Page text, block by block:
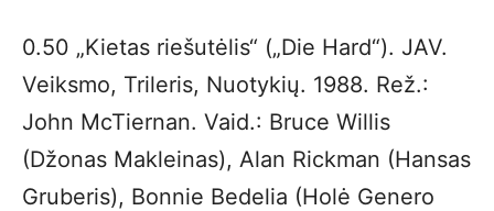
0.50 „Kietas riešutėlis“ („Die Hard“). JAV.
Veiksmo, Trileris, Nuotykių. 1988. Rež.:
John McTiernan. Vaid.: Bruce Willis
(Džonas Makleinas), Alan Rickman (Hansas
Gruberis), Bonnie Bedelia (Holė Genero